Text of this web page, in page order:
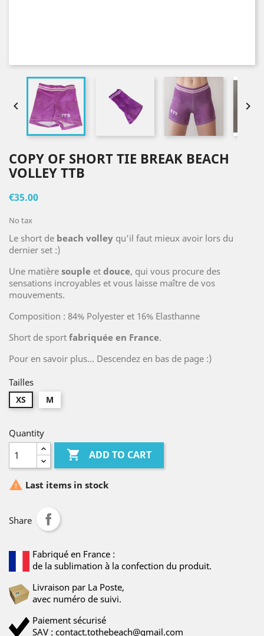
 
COPY OF SHORT TIE BREAK BEACH
VOLLEY TTB
€35.00
No tax
Le short de beach volley qu'il faut mieux avoir lors du
dernier set :)
Une matière souple et douce, qui vous procure des
sensations incroyables et vous laisse maître de vos
mouvements.
Composition : 84% Polyester et 16% Elasthanne
Short de sport fabriquée en France.
Pour en savoir plus... Descendez en bas de page :)
Tailles
XS M
Quantity
 ADD TO CART
 Last items in stock
Share
Fabriqué en France :
de la sublimation à la confection du produit.
Livraison par La Poste,
avec numéro de suivi.
Paiement sécurisé
SAV : contact.tothebeach@gmail.com